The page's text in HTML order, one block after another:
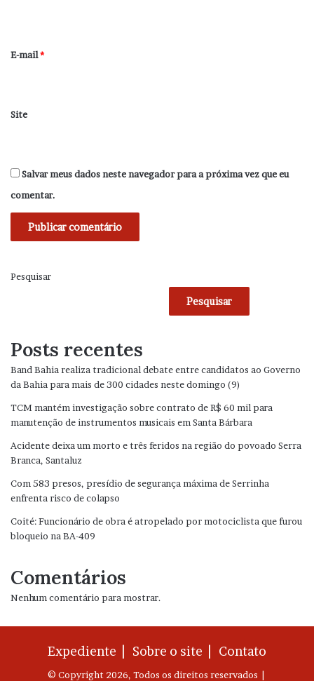
*
E-mail*
Site
Salvar meus dados neste navegador para a próxima vez que eu
comentar.
Pesquisar
Pesquisar
Posts recentes
Band Bahia realiza tradicional debate entre candidatos ao Governo
da Bahia para mais de 300 cidades neste domingo (9)
TCM mantém investigação sobre contrato de R$ 60 mil para
manutenção de instrumentos musicais em Santa Bárbara
Acidente deixa um morto e três feridos na região do povoado Serra
Branca, Santaluz
Com 583 presos, presídio de segurança máxima de Serrinha
enfrenta risco de colapso
Coité: Funcionário de obra é atropelado por motociclista que furou
bloqueio na BA-409
Comentários
Nenhum comentário para mostrar.
Expediente | Sobre o site | Contato
© Copyright 2026, Todos os direitos reservados |